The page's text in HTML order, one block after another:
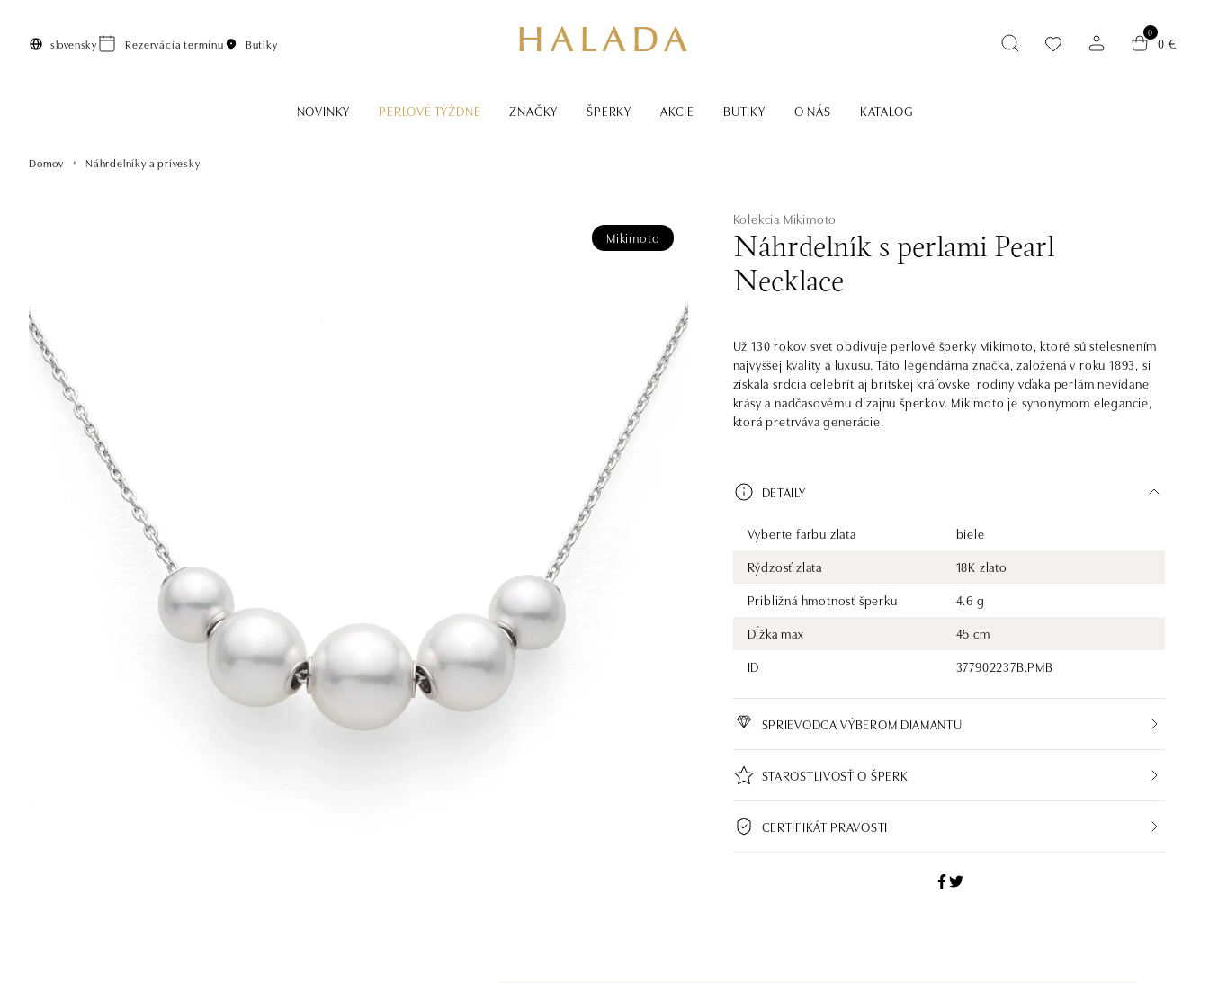
slovensky Rezervácia termínu Butiky
0
0 €
NOVINKY PERLOVÉ TÝŽDNE ZNAČKY ŠPERKY AKCIE BUTIKY O NÁS KATALOG
Domov Náhrdelníky a prívesky
Mikimoto
Kolekcia Mikimoto
Náhrdelník s perlami Pearl
Necklace
Už 130 rokov svet obdivuje perlové šperky Mikimoto, ktoré sú stelesnením
najvyššej kvality a luxusu. Táto legendárna značka, založená v roku 1893, si
získala srdcia celebrít aj britskej kráľovskej rodiny vďaka perlám nevídanej
krásy a nadčasovému dizajnu šperkov. Mikimoto je synonymom elegancie,
ktorá pretrváva generácie.
DETAILY
Vyberte farbu zlata
biele
Rýdzosť zlata
18K zlato
Približná hmotnosť šperku
4.6 g
Dĺžka max
45 cm
ID
377902237B.PMB
SPRIEVODCA VÝBEROM DIAMANTU
STAROSTLIVOSŤ O ŠPERK
CERTIFIKÁT PRAVOSTI